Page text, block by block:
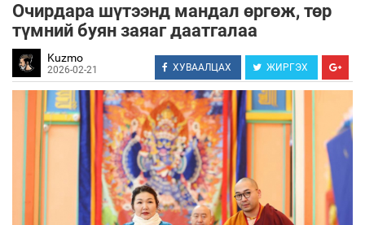
Очирдара шүтээнд мандал өргөж, төр
түмний буян заяаг даатгалаа
Kuzmo
2026-02-21 ХУВААЛЦАХ ЖИРГЭХ